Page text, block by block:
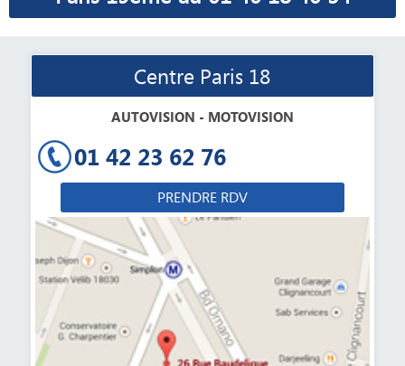
Centre Paris 18
AUTOVISION - MOTOVISION
01 42 23 62 76
PRENDRE RDV